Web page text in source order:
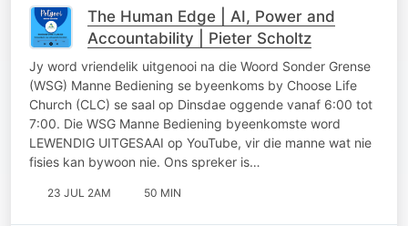
The Human Edge | AI, Power and
Accountability | Pieter Scholtz
Jy word vriendelik uitgenooi na die Woord Sonder Grense
(WSG) Manne Bediening se byeenkoms by Choose Life
Church (CLC) se saal op Dinsdae oggende vanaf 6:00 tot
7:00. Die WSG Manne Bediening byeenkomste word
LEWENDIG UITGESAAI op YouTube, vir die manne wat nie
fisies kan bywoon nie. Ons spreker is…
23 JUL 2AM 50 MIN